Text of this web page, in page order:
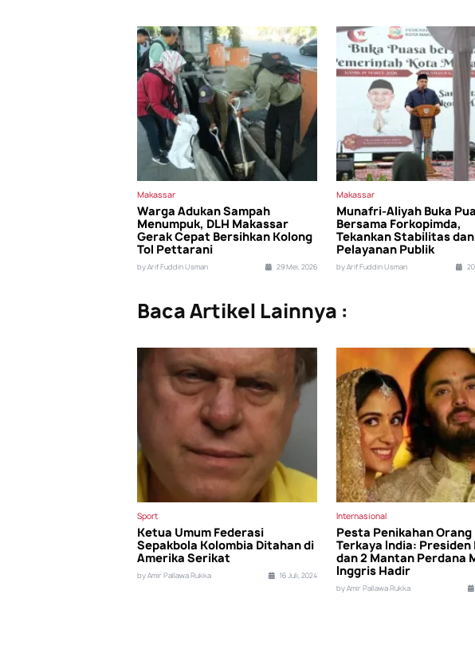
Makassar
Warga Adukan Sampah
Menumpuk, DLH Makassar
Gerak Cepat Bersihkan Kolong
Tol Pettarani
by Arif Fuddin Usman 29 Mei, 2026
Makassar
Munafri-Aliyah Buka
Bersama Forkopimda,
Tekankan Stabilitas dan
Pelayanan Publik
by Arif Fuddin Usman
Baca Artikel Lainnya :
Sport
Ketua Umum Federasi
Sepakbola Kolombia Ditahan di
Amerika Serikat
by Amir Pallawa Rukka 16 Juli, 2024
Internasional
Pesta Penikahan Orang
Terkaya India: Presiden
dan 2 Mantan Perdana
Inggris Hadir
by Amir Pallawa Rukka